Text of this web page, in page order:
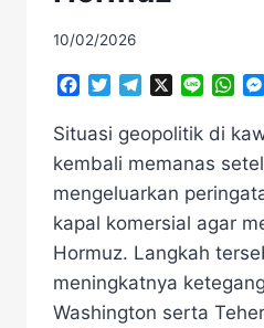
10/02/2026
Facebook
TwitterTelegramLine
Situasi geopolitik di
kembali memanas
mengeluarkan
kapal komersial agar
Hormuz. Langkah
meningkatnya
Washington serta